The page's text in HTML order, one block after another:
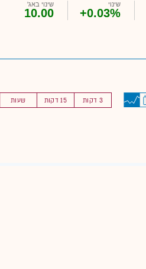
שינוי
+0.03%
שינוי באג'
10.00
שעות 15 דקות 3 דקות